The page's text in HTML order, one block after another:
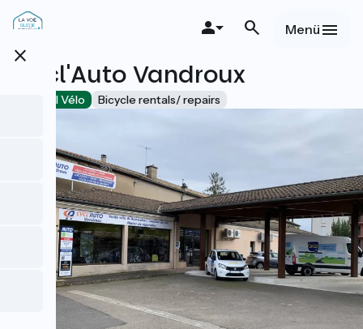
Direkt
zum
close
Menü
Cycl'Auto Vandroux
Accueil Vélo Bicycle rentals/ repairs